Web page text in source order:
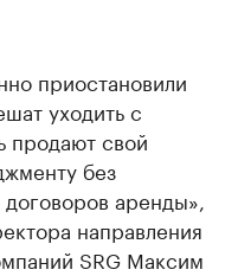
приостановили
уходить с
продают свой
без
аренды»,
направления
SRG Максим